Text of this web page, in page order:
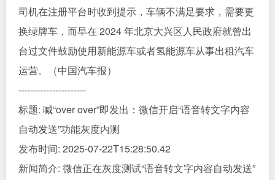
司机在注册平台时收到提示，车辆不满足要求，需要更
换绿牌车，而早在 2024 年北京大兴区人民政府就曾出
台过文件鼓励使用新能源车或者氢能源车从事出租汽车
运营。（中国汽车报）
----------------------
标题: 喊“over over”即发出：微信开启“语音转文字内容
自动发送”功能灰度内测
发布时间: 2025-07-22T15:28:50.42
新闻简介: 微信正在灰度测试“语音转文字内容自动发送”